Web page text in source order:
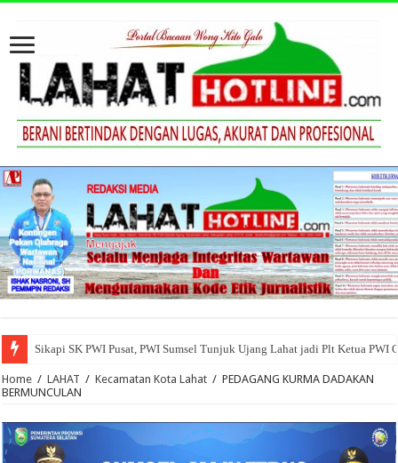
Sikapi SK PWI Pusat, PWI Sumsel Tunjuk Ujang Lahat jadi Plt Ketua PWI
Home / LAHAT / Kecamatan Kota Lahat / PEDAGANG KURMA DADAKAN
BERMUNCULAN